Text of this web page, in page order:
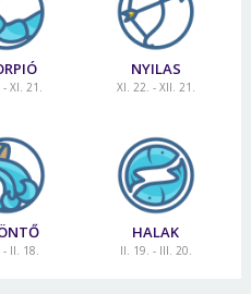
XI. 21.
NYILAS
XI. 22. - XII. 21.
- II. 18.
HALAK
II. 19. - III. 20.